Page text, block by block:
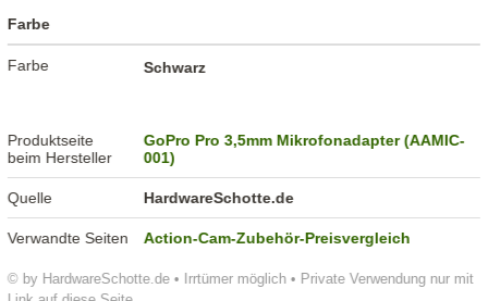
© by HardwareSchotte.de • Irrtümer möglich • Private Verwendung nur mit
Farbe
Farbe Schwarz
Produktseite
beim Hersteller
GoPro Pro 3,5mm Mikrofonadapter (AAMIC-
001)
Quelle HardwareSchotte.de
Verwandte Seiten Action-Cam-Zubehör-Preisvergleich